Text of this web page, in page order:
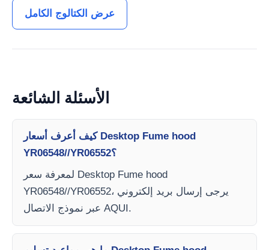
عرض الكتالوج الكامل
الأسئلة الشائعة
كيف أعرف أسعار Desktop Fume hood
YR06548//YR06552؟
لمعرفة سعر Desktop Fume hood
YR06548//YR06552، يرجى إرسال بريد إلكتروني
عبر نموذج الاتصال AQUI.